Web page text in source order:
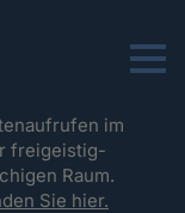
Menu
im
freigeistig-
Raum.
Sie hier.